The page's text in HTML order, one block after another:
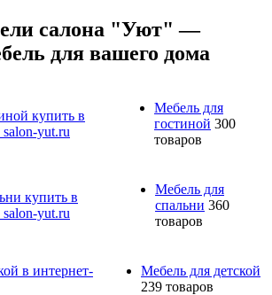
салона "Уют" —
для вашего дома
Мебель для
гостиной 300
товаров
Мебель для
спальни 360
товаров
Мебель для детской
239 товаров